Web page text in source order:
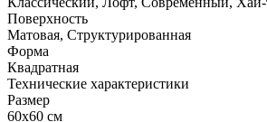
Поверхность
Матовая, Структурированная
Форма
Квадратная
Технические характеристики
Размер
60x60 см